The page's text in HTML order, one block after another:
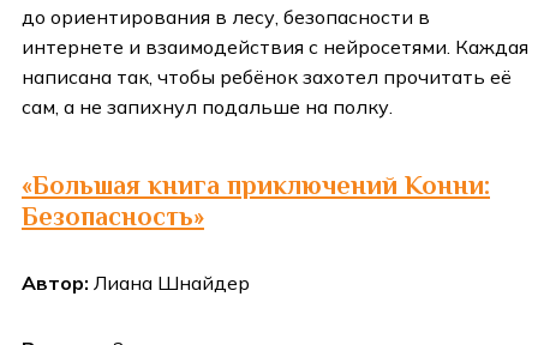
до ориентирования в лесу, безопасности в
интернете и взаимодействия с нейросетями. Каждая
написана так, чтобы ребёнок захотел прочитать её
сам, а не запихнул подальше на полку.
«Большая книга приключений Конни:
Безопасность»
Автор: Лиана Шнайдер